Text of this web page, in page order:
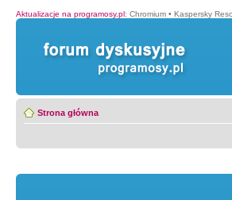
Aktualizacje na programosy.pl: Chromium • Kaspersky
Strona główna